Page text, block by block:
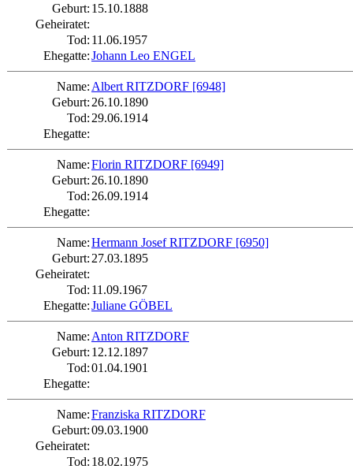
Geburt: 15.10.1888
Geheiratet:
Tod: 11.06.1957
Ehegatte:Johann Leo ENGEL
Name: Albert RITZDORF [6948]
Geburt: 26.10.1890
Tod: 29.06.1914
Ehegatte:
Name:Florin RITZDORF [6949]
Geburt: 26.10.1890
Tod: 26.09.1914
Ehegatte:
Name:Hermann Josef RITZDORF [6950]
Geburt: 27.03.1895
Geheiratet:
Tod: 11.09.1967
Ehegatte:Juliane GÖBEL
Name: Anton RITZDORF
Geburt: 12.12.1897
Tod:01.04.1901
Ehegatte:
Name:Franziska RITZDORF
Geburt:09.03.1900
Geheiratet:
Tod: 18.02.1975